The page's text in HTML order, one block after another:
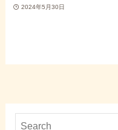
2024年5月30日